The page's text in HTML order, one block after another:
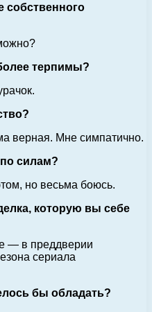
собственного
терпимы?
верная. Мне симпатично.
силам?
но весьма боюсь.
которую вы себе
— в преддверии
сериала
бы обладать?